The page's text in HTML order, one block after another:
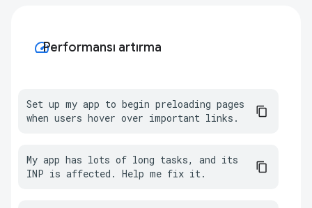
speedPerformansı artırma
Set up my app to begin preloading pages
when users hover over important links.
My app has lots of long tasks, and its
INP is affected. Help me fix it.